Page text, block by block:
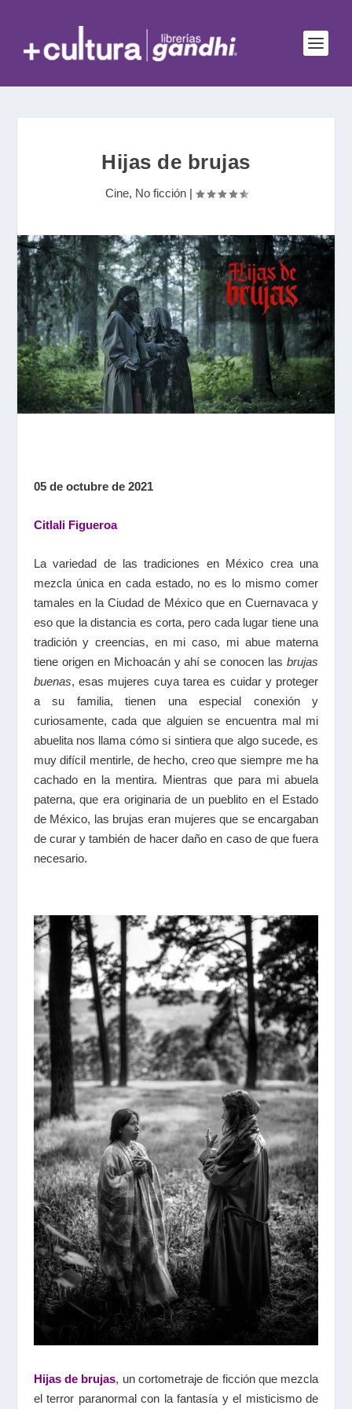
Hijas de brujas
Cine, No ficción|
05 de octubre de 2021
Citlali Figueroa
La variedad de las tradiciones en México crea una
mezcla única en cada estado, no es lo mismo comer
tamales en la Ciudad de México que en Cuernavaca y
eso que la distancia es corta, pero cada lugar tiene una
tradición y creencias, en mi caso, mi abue materna
tiene origen en Michoacán y ahí se conocen lasbrujas
buenas, esas mujeres cuya tarea es cuidar y proteger
a su familia, tienen una especial conexión y
curiosamente, cada que alguien se encuentra mal mi
abuelita nos llama cómo si sintiera que algo sucede, es
muy difícil mentirle, de hecho, creo que siempre me ha
cachado en la mentira. Mientras que para mi abuela
paterna, que era originaria de un pueblito en el Estado
de México, las brujas eran mujeres que se encargaban
de curar y también de hacer daño en caso de que fuera
necesario.
Hijas de brujas, un cortometraje de ficción que mezcla
el terror paranormal con la fantasía y el misticismo de